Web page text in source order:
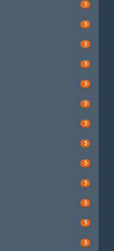
5
5
5
5
5
5
5
5
5
5
5
5
5